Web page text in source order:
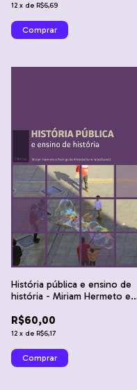
12 x de R$6,69
História pública e ensino de
história - Miriam Hermeto e
R$60,00
12 x de R$6,17